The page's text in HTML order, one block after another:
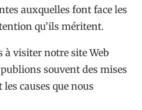
auxquelles font face les
qu’ils méritent.
à visiter notre site Web
souvent des mises
causes que nous